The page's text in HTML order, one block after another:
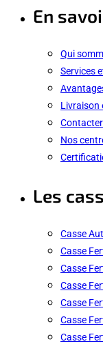
En
Qui
Services
Livraison
Nos
Les
Casse
Casse
Casse
Casse
Casse
Casse
Casse